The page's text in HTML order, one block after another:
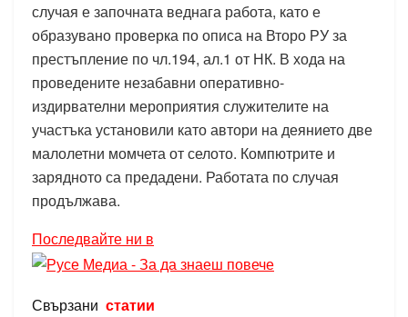
случая е започната веднага работа, като е
образувано проверка по описа на Второ РУ за
престъпление по чл.194, ал.1 от НК. В хода на
проведените незабавни оперативно-
издирвателни мероприятия служителите на
участъка установили като автори на деянието две
малолетни момчета от селото. Компютрите и
зарядното са предадени. Работата по случая
продължава.
Последвайте ни в
Свързани статии